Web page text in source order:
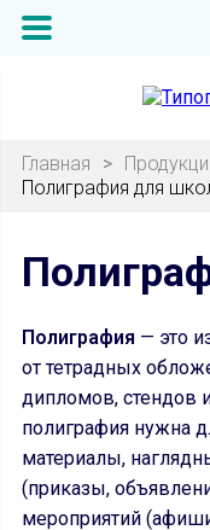
Главная >
Полиграфия для
Полиграфия — это
от тетрадных
дипломов, стендов
полиграфия нужна
материалы,
(приказы,
мероприятий